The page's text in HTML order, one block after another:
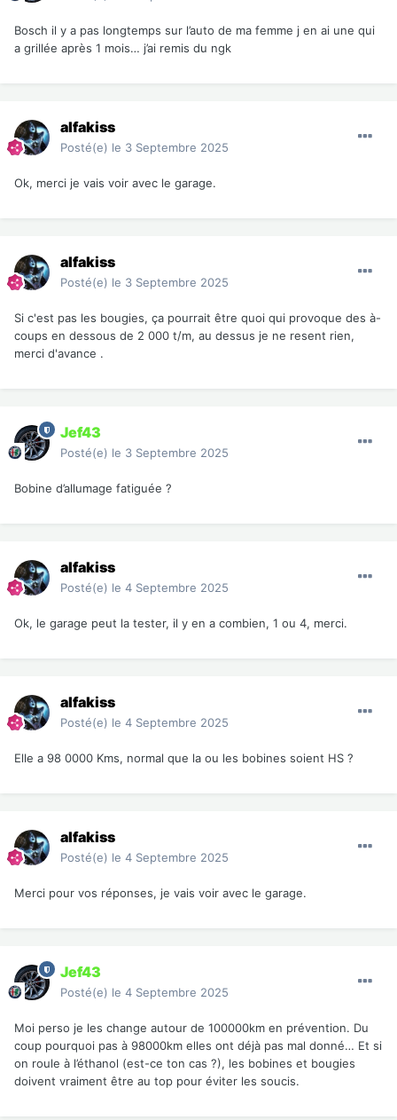
Bosch il y a pas longtemps sur l’auto de ma femme j en ai une qui
a grillée après 1 mois… j’ai remis du ngk
alfakiss
Posté(e) le 3 Septembre 2025
Ok, merci je vais voir avec le garage.
alfakiss
Posté(e) le 3 Septembre 2025
Si c'est pas les bougies, ça pourrait être quoi qui provoque des à-
coups en dessous de 2 000 t/m, au dessus je ne resent rien,
merci d'avance .
Jef43
Posté(e) le 3 Septembre 2025
Bobine d’allumage fatiguée ?
alfakiss
Posté(e) le 4 Septembre 2025
Ok, le garage peut la tester, il y en a combien, 1 ou 4, merci.
alfakiss
Posté(e) le 4 Septembre 2025
Elle a 98 0000 Kms, normal que la ou les bobines soient HS ?
alfakiss
Posté(e) le 4 Septembre 2025
Merci pour vos réponses, je vais voir avec le garage.
Jef43
Posté(e) le 4 Septembre 2025
Moi perso je les change autour de 100000km en prévention. Du
coup pourquoi pas à 98000km elles ont déjà pas mal donné… Et si
on roule à l’éthanol (est-ce ton cas ?), les bobines et bougies
doivent vraiment être au top pour éviter les soucis.